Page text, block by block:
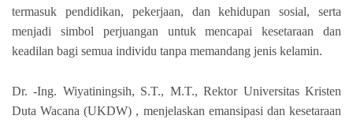
termasuk pendidikan, pekerjaan, dan kehidupan sosial, serta
menjadi simbol perjuangan untuk mencapai kesetaraan dan
keadilan bagi semua individu tanpa memandang jenis kelamin.
Dr. -Ing. Wiyatiningsih, S.T., M.T., Rektor Universitas Kristen
Duta Wacana (UKDW) , menjelaskan emansipasi dan kesetaraan